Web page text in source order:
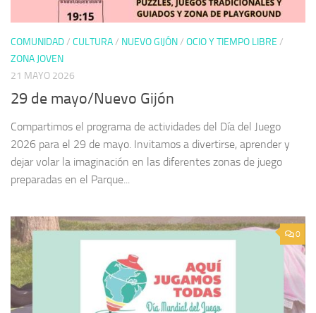
COMUNIDAD/ CULTURA/ NUEVO GIJÓN/ OCIO Y TIEMPO LIBRE /
ZONA JOVEN
21 MAYO 2026
29 de mayo/Nuevo Gijón
Compartimos el programa de actividades del Día del Juego
2026 para el 29 de mayo. Invitamos a divertirse, aprender y
dejar volar la imaginación en las diferentes zonas de juego
preparadas en el Parque...
0